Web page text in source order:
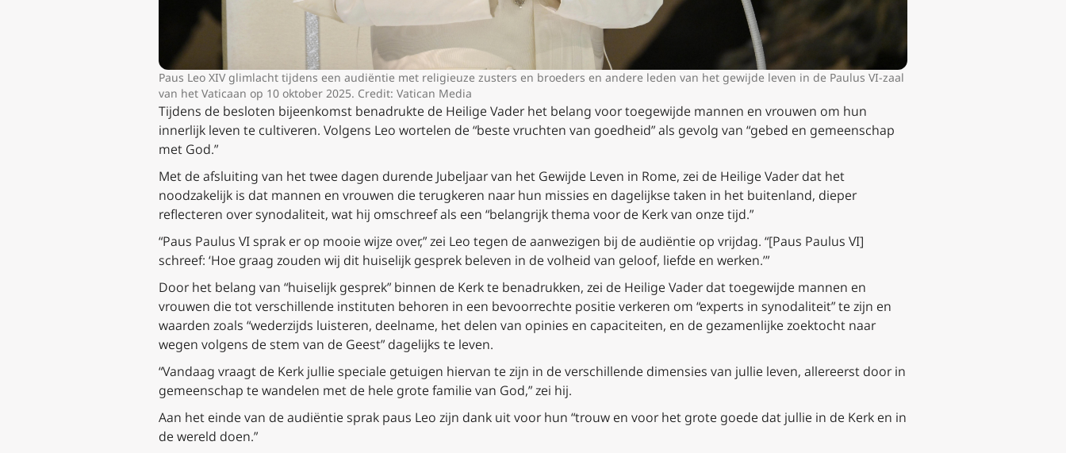
Paus Leo XIV glimlacht tijdens een audiëntie met religieuze zusters en broeders en andere leden van het gewijde leven in de Paulus VI-zaal
van het Vaticaan op 10 oktober 2025. Credit: Vatican Media
Tijdens de besloten bijeenkomst benadrukte de Heilige Vader het belang voor toegewijde mannen en vrouwen om hun
innerlijk leven te cultiveren. Volgens Leo wortelen de “beste vruchten van goedheid” als gevolg van “gebed en gemeenschap
met God.”
Met de afsluiting van het twee dagen durende Jubeljaar van het Gewijde Leven in Rome, zei de Heilige Vader dat het
noodzakelijk is dat mannen en vrouwen die terugkeren naar hun missies en dagelijkse taken in het buitenland, dieper
reflecteren over synodaliteit, wat hij omschreef als een “belangrijk thema voor de Kerk van onze tijd.”
“Paus Paulus VI sprak er op mooie wijze over,” zei Leo tegen de aanwezigen bij de audiëntie op vrijdag. “[Paus Paulus VI]
schreef: ‘Hoe graag zouden wij dit huiselijk gesprek beleven in de volheid van geloof, liefde en werken.’”
Door het belang van “huiselijk gesprek” binnen de Kerk te benadrukken, zei de Heilige Vader dat toegewijde mannen en
vrouwen die tot verschillende instituten behoren in een bevoorrechte positie verkeren om “experts in synodaliteit” te zijn en
waarden zoals “wederzijds luisteren, deelname, het delen van opinies en capaciteiten, en de gezamenlijke zoektocht naar
wegen volgens de stem van de Geest” dagelijks te leven.
“Vandaag vraagt de Kerk jullie speciale getuigen hiervan te zijn in de verschillende dimensies van jullie leven, allereerst door in
gemeenschap te wandelen met de hele grote familie van God,” zei hij.
Aan het einde van de audiëntie sprak paus Leo zijn dank uit voor hun “trouw en voor het grote goede dat jullie in de Kerk en in
de wereld doen.”